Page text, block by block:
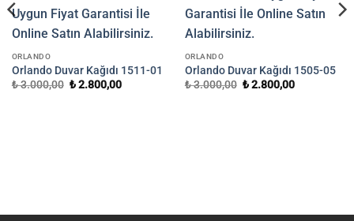
ORLANDO
Orlando Duvar Kağıdı 1511-01
₺3.000,00 Orijinal
₺2.800,00Şu
ORLANDO
Orlando Duvar Kağıdı 1505-05
₺3.000,00 Orijinal
₺2.800,00Şu